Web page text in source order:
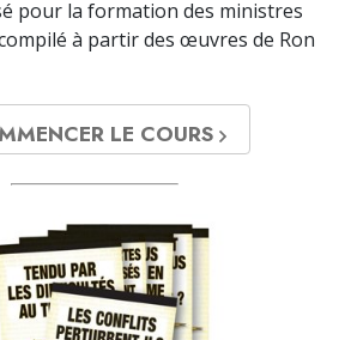
pour la formation des ministres
à partir des œuvres de Ron
LE COURS